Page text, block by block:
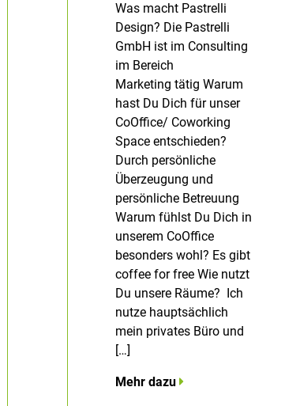
Was macht Pastrelli
Design? Die Pastrelli
GmbH ist im Consulting
im Bereich
Marketing tätig Warum
hast Du Dich für unser
CoOffice/ Coworking
Space entschieden?
Durch persönliche
Überzeugung und
persönliche Betreuung
Warum fühlst Du Dich in
unserem CoOffice
besonders wohl? Es gibt
coffee for free Wie nutzt
Du unsere Räume? Ich
nutze hauptsächlich
mein privates Büro und
[…]
Mehr dazu